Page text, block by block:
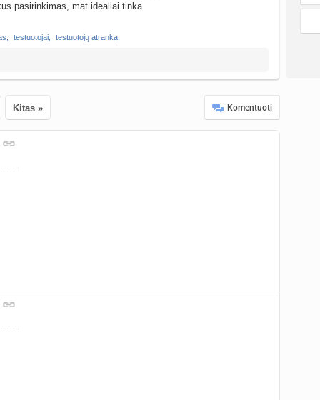
pasirinkimas, mat idealiai tinka
testuotojai testuotojų atranka
Kitas » Komentuoti